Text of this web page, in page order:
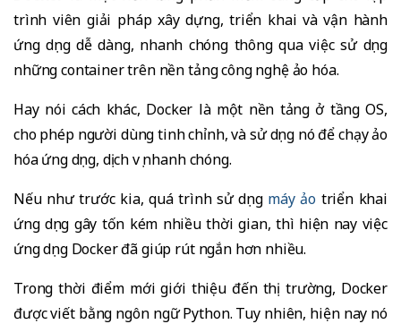
trình viên giải pháp xây dựng, triển khai và vận hành
ứng dụng dễ dàng, nhanh chóng thông qua việc sử dụng
những container trên nền tảng công nghệ ảo hóa.
Hay nói cách khác, Docker là một nền tảng ở tầng OS,
cho phép người dùng tinh chỉnh, và sử dụng nó để chạy ảo
hóa ứng dụng, dịch vụ nhanh chóng.
Nếu như trước kia, quá trình sử dụng máy ảo triển khai
ứng dụng gây tốn kém nhiều thời gian, thì hiện nay việc
ứng dụng Docker đã giúp rút ngắn hơn nhiều.
Trong thời điểm mới giới thiệu đến thị trường, Docker
được viết bằng ngôn ngữ Python. Tuy nhiên, hiện nay nó